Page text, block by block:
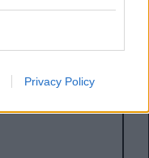
Privacy Policy